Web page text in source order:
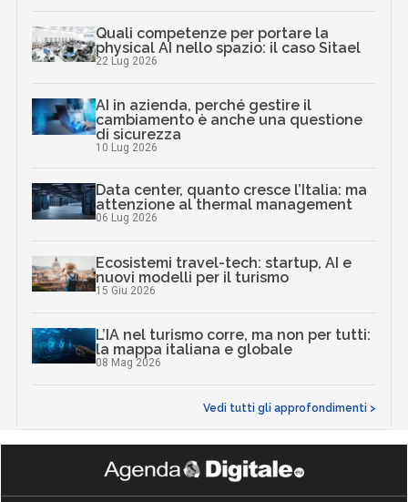
Quali competenze per portare la
physical AI nello spazio: il caso Sitael
22 Lug 2026
AI in azienda, perché gestire il
cambiamento è anche una questione
di sicurezza
10 Lug 2026
Data center, quanto cresce l’Italia: ma
attenzione al thermal management
06 Lug 2026
Ecosistemi travel-tech: startup, AI e
nuovi modelli per il turismo
15 Giu 2026
L’IA nel turismo corre, ma non per tutti:
la mappa italiana e globale
08 Mag 2026
Vedi tutti gli approfondimenti >